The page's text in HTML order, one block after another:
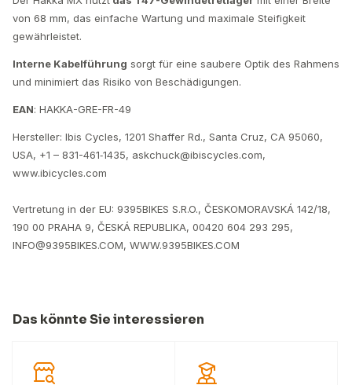
von 68 mm, das einfache Wartung und maximale Steifigkeit
gewährleistet.
Interne Kabelführung sorgt für eine saubere Optik des Rahmens
und minimiert das Risiko von Beschädigungen.
EAN: HAKKA-GRE-FR-49
Hersteller: Ibis Cycles, 1201 Shaf­fer Rd., Santa Cruz, CA 95060,
USA, +1 – 831-461‑1435, askchuck@​ibiscycles.​com,
www.ibicycles.com
Vertretung in der EU: 9395BIKES S.R.O., ČESKOMORAVSKÁ 142/18,
190 00 PRAHA 9, ČESKÁ REPUBLIKA, 00420 604 293 295,
INFO@9395BIKES.COM, WWW.9395BIKES.COM
Das könnte Sie interessieren